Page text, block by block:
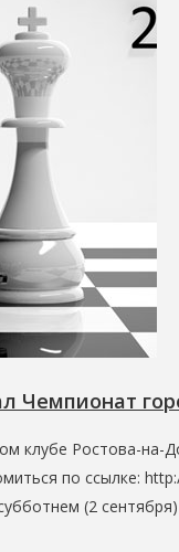
Чемпионат
клубе Ростова-на-
по ссылке:
(2